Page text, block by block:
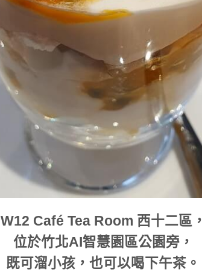
W12 Café Tea Room 西十二區，
位於竹北AI智慧園區公園旁，
既可溜小孩，也可以喝下午茶。